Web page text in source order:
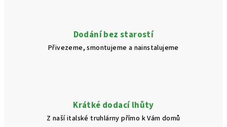
Dodání bez starostí
Přivezeme, smontujeme a nainstalujeme
Krátké dodací lhůty
Z naší italské truhlárny přímo k Vám domů